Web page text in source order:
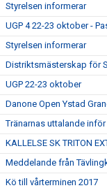
Styrelsen informerar
UGP 4 22-23 oktober -
Styrelsen informerar
Distriktsmästerskap för
UGP 22-23 oktober
Danone Open Ystad
Tränarnas uttalande
KALLELSE SK TRITON
Meddelande från
Kö till vårterminen 2017